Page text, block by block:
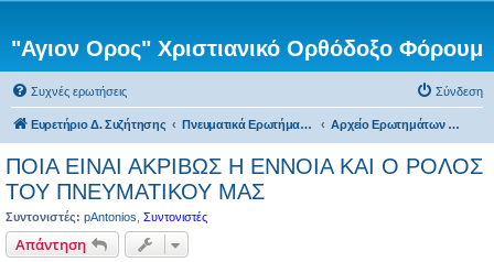
"Αγιον Ορος" Χριστιανικό Ορθόδοξο Φόρουμ
Συχνές ερωτήσεις Σύνδεση
Ευρετήριο Δ. Συζήτησης Πνευματικά Ερωτήματα προς τον π. Αντώνιο Αρχείο Ερωτημάτων προς π. Αντώνιο
ΠΟΙΑ ΕΙΝΑΙ ΑΚΡΙΒΩΣ Η ΕΝΝΟΙΑ ΚΑΙ Ο ΡΟΛΟΣ
ΤΟΥ ΠΝΕΥΜΑΤΙΚΟΥ ΜΑΣ
Συντονιστές: pAntonios Συντονιστές
Απάντηση